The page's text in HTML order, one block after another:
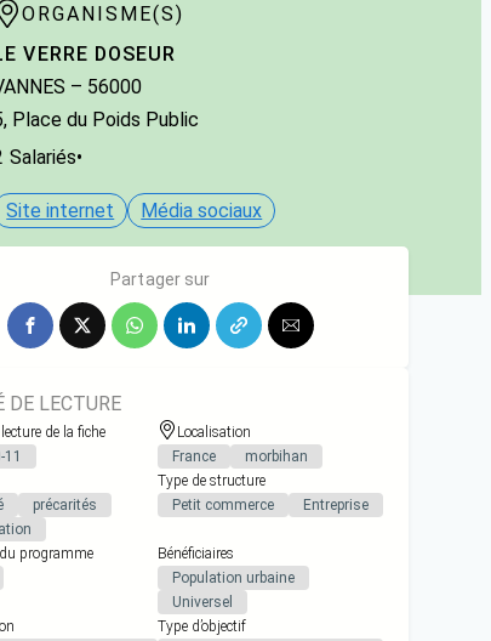
ORGANISME(S)
VERRE DOSEUR
– 56000
Place du Poids Public
Salariés•
Site internet Média sociaux
Partager sur
DE LECTURE
de la fiche
Localisation
France
morbihan
précarités
Type de structure
Petit commerce
Entreprise
programme
Bénéficiaires
Population urbaine
Universel
Type d’objectif